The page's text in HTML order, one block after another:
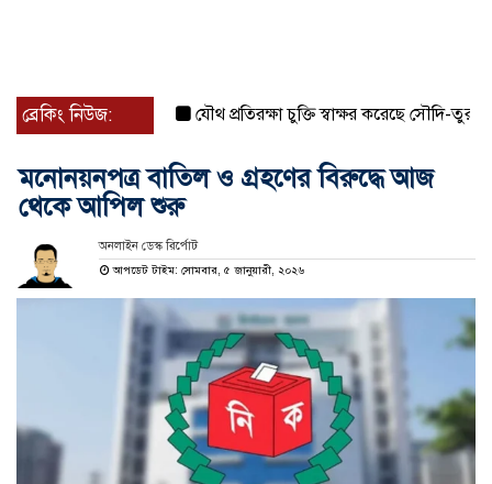
ব্রেকিং নিউজ: যৌথ প্রতিরক্ষা চুক্তি স্বাক্ষর করেছে সৌদি-তুরস্ক-
মনোনয়নপত্র বাতিল ও গ্রহণের বিরুদ্ধে আজ
থেকে আপিল শুরু
অনলাইন ডেস্ক রির্পোট
আপডেট টাইম: সোমবার, ৫ জানুয়ারী, ২০২৬